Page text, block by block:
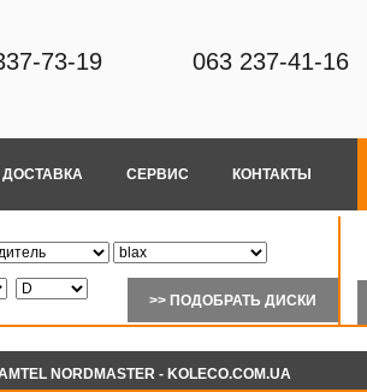
73-19 063 237-41-16
ДОСТАВКА СЕРВИС КОНТАКТЫ
NORDMASTER - KOLECO.COM.UA